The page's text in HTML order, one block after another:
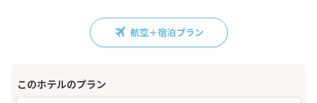
航空＋宿泊プラン